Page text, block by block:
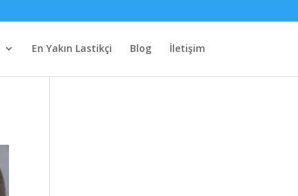
En Yakın Lastikçi Blog İletişim